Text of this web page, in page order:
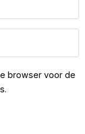
browser voor de